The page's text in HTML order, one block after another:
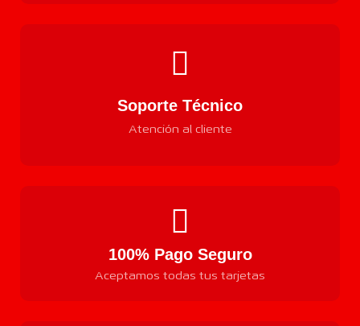
Soporte Técnico
Atención al cliente
100% Pago Seguro
Aceptamos todas tus tarjetas